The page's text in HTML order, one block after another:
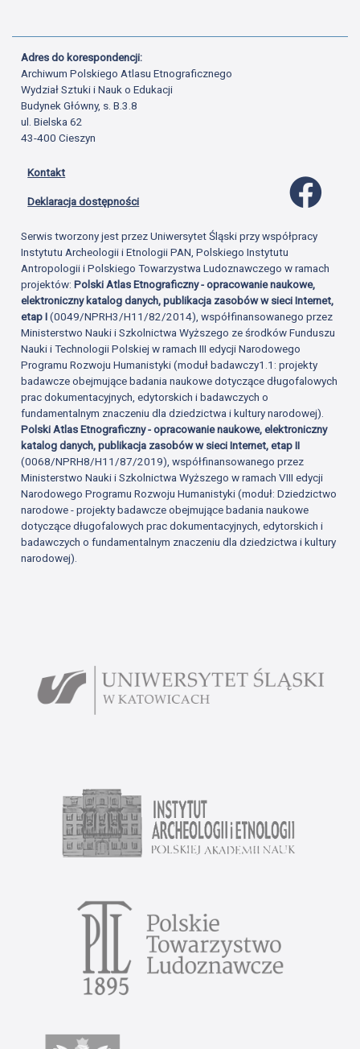
Adres do korespondencji:
Archiwum Polskiego Atlasu Etnograficznego
Wydział Sztuki i Nauk o Edukacji
Budynek Główny, s. B.3.8
ul. Bielska 62
43-400 Cieszyn
Kontakt
Deklaracja dostępności
Serwis tworzony jest przez Uniwersytet Śląski przy współpracy
Instytutu Archeologii i Etnologii PAN, Polskiego Instytutu
Antropologii i Polskiego Towarzystwa Ludoznawczego w ramach
projektów:Polski Atlas Etnograficzny - opracowanie naukowe,
elektroniczny katalog danych, publikacja zasobów w sieci Internet,
etap I(0049/NPRH3/H11/82/2014), współfinansowanego przez
Ministerstwo Nauki i Szkolnictwa Wyższego ze środków Funduszu
Nauki i Technologii Polskiej w ramach III edycji Narodowego
Programu Rozwoju Humanistyki (moduł badawczy1.1: projekty
badawcze obejmujące badania naukowe dotyczące długofalowych
prac dokumentacyjnych, edytorskich i badawczych o
fundamentalnym znaczeniu dla dziedzictwa i kultury narodowej).
Polski Atlas Etnograficzny - opracowanie naukowe, elektroniczny
katalog danych, publikacja zasobów w sieci Internet, etap II
(0068/NPRH8/H11/87/2019), współfinansowanego przez
Ministerstwo Nauki i Szkolnictwa Wyższego w ramach VIII edycji
Narodowego Programu Rozwoju Humanistyki (moduł: Dziedzictwo
narodowe - projekty badawcze obejmujące badania naukowe
dotyczące długofalowych prac dokumentacyjnych, edytorskich i
badawczych o fundamentalnym znaczeniu dla dziedzictwa i kultury
narodowej).